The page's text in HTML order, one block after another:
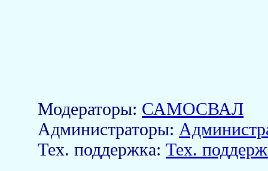
Модераторы: САМОСВАЛ
Aдминистраторы:
Тех. поддержка:Тех.